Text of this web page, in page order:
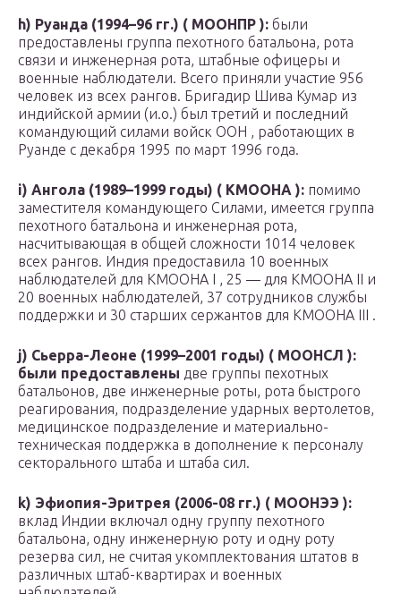
h) Руанда (1994–96 гг.) ( МООНПР ): были
предоставлены группа пехотного батальона, рота
связи и инженерная рота, штабные офицеры и
военные наблюдатели. Всего приняли участие 956
человек из всех рангов. Бригадир Шива Кумар из
индийской армии (и.о.) был третий и последний
командующий силами войск ООН , работающих в
Руанде с декабря 1995 по март 1996 года.
i) Ангола (1989–1999 годы) ( КМООНА ): помимо
заместителя командующего Силами, имеется группа
пехотного батальона и инженерная рота,
насчитывающая в общей сложности 1014 человек
всех рангов. Индия предоставила 10 военных
наблюдателей для КМООНА I , 25 — для КМООНА II и
20 военных наблюдателей, 37 сотрудников службы
поддержки и 30 старших сержантов для КМООНА III .
j) Сьерра-Леоне (1999–2001 годы) ( МООНСЛ ):
были предоставлены две группы пехотных
батальонов, две инженерные роты, рота быстрого
реагирования, подразделение ударных вертолетов,
медицинское подразделение и материально-
техническая поддержка в дополнение к персоналу
секторального штаба и штаба сил.
k) Эфиопия-Эритрея (2006-08 гг.) ( МООНЭЭ ):
вклад Индии включал одну группу пехотного
батальона, одну инженерную роту и одну роту
резерва сил, не считая укомплектования штатов в
различных штаб-квартирах и военных